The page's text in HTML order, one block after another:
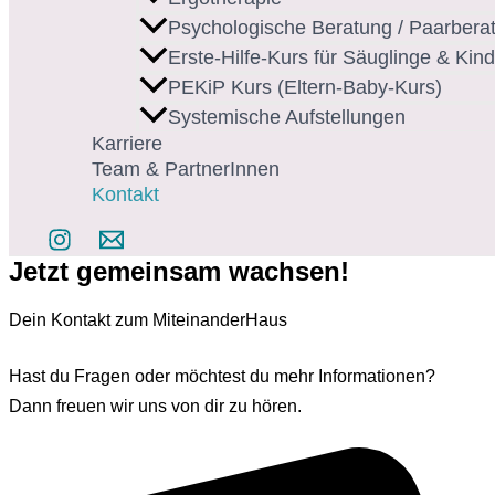
Psychologische Beratung /
Erste-Hilfe-Kurs für Säuglinge &
PEKiP Kurs (Eltern-Baby-Kurs)
Systemische Aufstellungen
Karriere
Team & PartnerInnen
Kontakt
Jetzt gemeinsam wachsen!
Dein Kontakt zum MiteinanderHaus
Hast du Fragen oder möchtest du mehr Informationen?
Dann freuen wir uns von dir zu hören.